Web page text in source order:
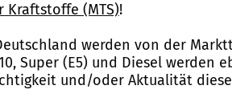
(MTS)!
werden von der
Super (E5) und Diesel werden
und/oder Aktualität